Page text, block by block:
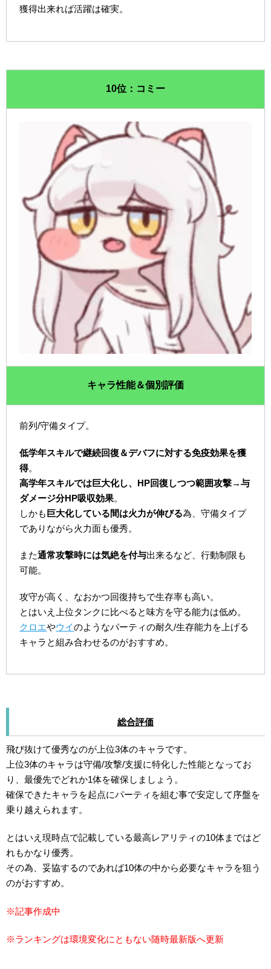
獲得出来れば活躍は確実。
10位：コミー
キャラ性能＆個別評価
前列/守備タイプ。
低学年スキルで継続回復＆デバフに対する免疫効果を獲
得。
高学年スキルでは巨大化し、HP回復しつつ範囲攻撃→与
ダメージ分HP吸収効果。
しかも 巨大化している間は火力が伸びる為、守備タイプ
でありながら火力面も優秀。
また通常攻撃時には気絶を付与出来るなど、行動制限も
可能。
攻守が高く、なおかつ回復持ちで生存率も高い。
とはいえ上位タンクに比べると味方を守る能力は低め。
クロエやウイのようなパーティの耐久/生存能力を上げる
キャラと組み合わせるのがおすすめ。
総合評価
飛び抜けて優秀なのが上位3体のキャラです。
上位3体のキャラは守備/攻撃/支援に特化した性能となってお
り、最優先でどれか1体を確保しましょう。
確保できたキャラを起点にパーティを組む事で安定して序盤を
乗り越えられます。
とはいえ現時点で記載している最高レアリティの10体まではど
れもかなり優秀。
その為、妥協するのであれば10体の中から必要なキャラを狙う
のがおすすめ。
※記事作成中
※ランキングは環境変化にともない随時最新版へ更新